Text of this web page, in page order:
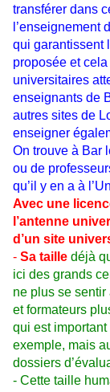
transférer dans
l’enseignement
qui garantissent
proposée et
universitaires
enseignants de
autres sites de
enseigner
On trouve à Bar
ou de
qu’il y en a à
Avec une
l’antenne
d’un site
- Sa taille déjà
ici des grands
ne plus se
et formateurs
qui est
exemple, mais
dossiers
- Cette taille